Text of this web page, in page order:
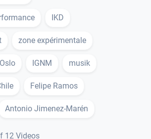
IKD
zone expérimentale
Oslo IGNM musik
Felipe Ramos
Antonio Jimenez-Marén
12 Videos